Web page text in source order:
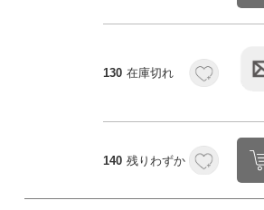
130 在庫切れ
140 残りわずか